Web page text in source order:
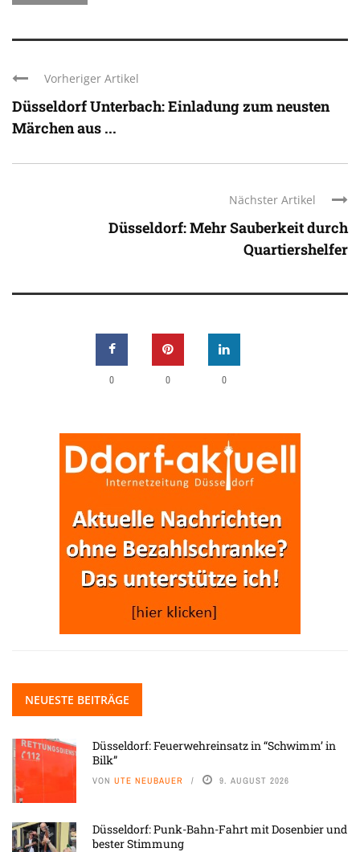
Vorheriger Artikel
Düsseldorf Unterbach: Einladung zum neusten
Märchen aus ...
Nächster Artikel
Düsseldorf: Mehr Sauberkeit durch
Quartiershelfer
0 0 0
NEUESTE BEITRÄGE
Düsseldorf: Feuerwehreinsatz in “Schwimm’ in
Bilk”
VON UTE NEUBAUER 9. AUGUST 2026
Düsseldorf: Punk-Bahn-Fahrt mit Dosenbier und
bester Stimmung